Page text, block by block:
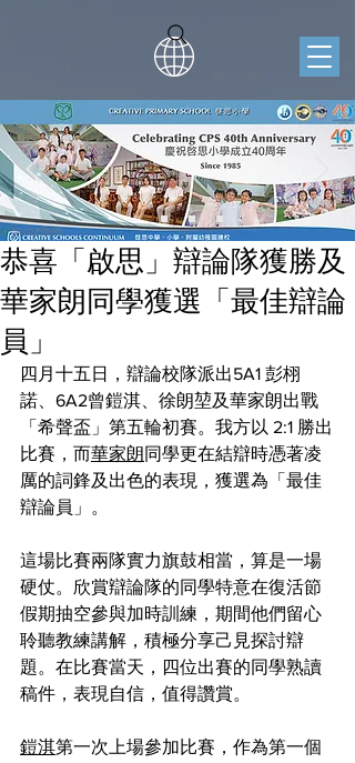
恭喜「啟思」辯論隊獲勝及
華家朗同學獲選「最佳辯論
員」
四月十五日，辯論校隊派出5A1 彭栩
諾、6A2曾鎧淇、徐朗堃及華家朗出戰
「希聲盃」第五輪初賽。我方以 2:1 勝出
比賽，而華家朗同學更在結辯時憑著凌
厲的詞鋒及出色的表現，獲選為「最佳
辯論員」。
這場比賽兩隊實力旗鼓相當，算是一場
硬仗。欣賞辯論隊的同學特意在復活節
假期抽空參與加時訓練，期間他們留心
聆聽教練講解，積極分享己見探討辯
題。在比賽當天，四位出賽的同學熟讀
稿件，表現自信，值得讚賞。
鎧淇第一次上場參加比賽，作為第一個